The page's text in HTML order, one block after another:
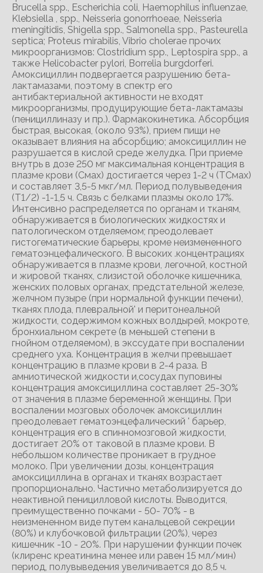
Brucella spp., Escherichia coli, Haemophilus influenzae,
Klebsiella , spp., Neisseria gonorrhoeae, Neisseria
meningitidis, Shigella spp., Salmonella spp., Pasteurella
septica; Proteus mirabilis, Vibrio cholerae прочих
микроорганизмов: Clostridium spp., Leptospira spp., а
также Helicobacter pylori, Borrelia burgdorferi.
Амоксициллин подвергается разрушению бета-
лактамазами, поэтому в спектр его
антибактериальной активности не входят
микроорганизмы, продуцирующие бета-лактамазы
(пенициллиназу и пр.). Фармакокинетика. Абсорбция
быстрая, высокая, (около 93%), прием пищи не
оказывает влияния на абсорбцию; амоксициллин не
разрушается в кислой среде желудка. При приеме
внутрь в дозе 250 мг максимальная концентрация в
плазме крови (Смах) достигается через 1-2 ч (ТСмах)
и составляет 3,5-5 мкг/мл. Период полувыведения
(Т1/2) -1-1,5 ч. Связь с белками плазмы около 17%.
Интенсивно распределяется по органам и тканям,
обнаруживается в биологических жидкостях и
патологическом отделяемом; преодолевает
гистогематические барьеры, кроме неизмененного
гематоэнцефалического. В высоких .концентрациях
обнаруживается в плазме крови, легочной, костной
и жировой тканях, слизистой оболочке кишечника,
женских половых органах, предстательной железе,
желчном пузыре (при нормальной функции печени),
тканях плода, плевральной' и перитонеальной
жидкости, содержимом кожных волдырей, мокроте,
бронхиальном секрете (в меньшей степени в
гнойном отделяемом), в экссудате при воспалении
среднего уха. Концентрация в желчи превышает
концентрацию в плазме крови в 2-4 раза. В
амниотической жидкости и,сосудах пуповины
концентрация амоксициллина составляет 25-30%
от значения в плазме беременной женщины. При
воспалении мозговых оболочек амоксициллин
преодолевает гематоэнцефалический ' барьер,
концентрация его в спинномозговой жидкости,
достигает 20% от таковой в плазме крови. В
небольшом количестве проникает в грудное
молоко. При увеличении дозы, концентрация
амоксициллина в органах и тканях возрастает
пропорционально. Частично метаболизируется до
неактивной пеницилловой кислоты. Выводится,
преимущественно почками - 50- 70% - в
неизмененном виде путем канальцевой секреции
(80%) и клубочковой фильтрации (20%), через
кишечник -10 - 20%. При нарушении функции почек
(клиренс креатинина менее или равен 15 мл/мин)
период, полувыведения увеличивается до 8,5 ч.